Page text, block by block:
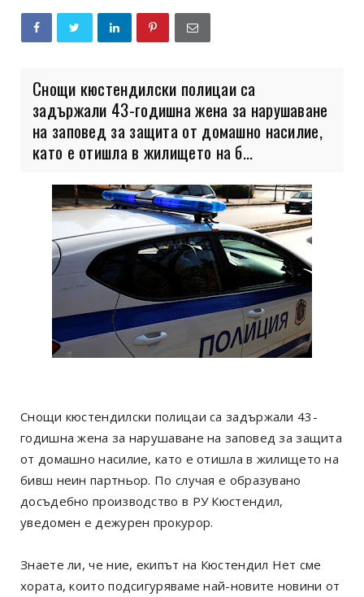
Снощи кюстендилски полицаи са
задържали 43-годишна жена за нарушаване
на заповед за защита от домашно насилие,
като е отишла в жилището на б...
Снощи кюстендилски полицаи са задържали 43-
годишна жена за нарушаване на заповед за защита
от домашно насилие, като е отишла в жилището на
бивш неин партньор. По случая е образувано
досъдебно производство в РУ Кюстендил,
уведомен е дежурен прокурор.
Знаете ли, че ние, екипът на Кюстендил Нет сме
хората, които подсигуряваме най-новите новини от